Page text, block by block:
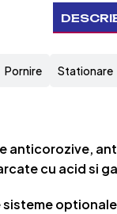
Pornire Stationare
anticorozive,
cu acid si